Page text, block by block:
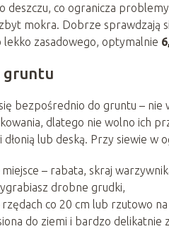
deszczu, co ogranicza
mokra. Dobrze sprawdzają
zasadowego, optymalnie
gruntu
bezpośrednio do gruntu –
dlatego nie wolno ich
lub deską. Przy siewie w
– rabata, skraj
drobne grudki,
co 20 cm lub rzutowo na
do ziemi i bardzo delikatnie